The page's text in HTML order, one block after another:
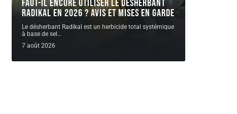
Faut-il encore utiliser le désherbant
radikal en 2026 ? Avis et mises en garde
Le désherbant Radikal est un herbicide total systémique
à base de sel …
7 août 2026